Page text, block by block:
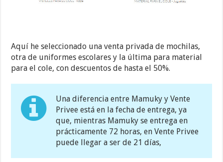
Aquí he seleccionado una venta privada de mochilas,
otra de uniformes escolares y la última para material
para el cole, con descuentos de hasta el 50%.
Una diferencia entre Mamuky y Vente
Privee está en la fecha de entrega, ya
que, mientras Mamuky se entrega en
prácticamente 72 horas, en Vente Privee
puede llegar a ser de 21 días,